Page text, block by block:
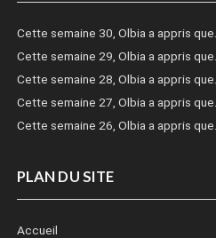
Cette semaine 30, Olbia a appris que…
Cette semaine 29, Olbia a appris que…
Cette semaine 28, Olbia a appris que…
Cette semaine 27, Olbia a appris que…
Cette semaine 26, Olbia a appris que…
PLAN DU SITE
Accueil